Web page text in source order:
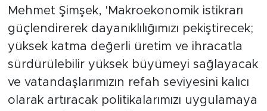
Mehmet Şimşek, 'Makroekonomik istikrarı
güçlendirerek dayanıklılığımızı pekiştirecek;
yüksek katma değerli üretim ve ihracatla
sürdürülebilir yüksek büyümeyi sağlayacak
ve vatandaşlarımızın refah seviyesini kalıcı
olarak artıracak politikalarımızı uygulamaya